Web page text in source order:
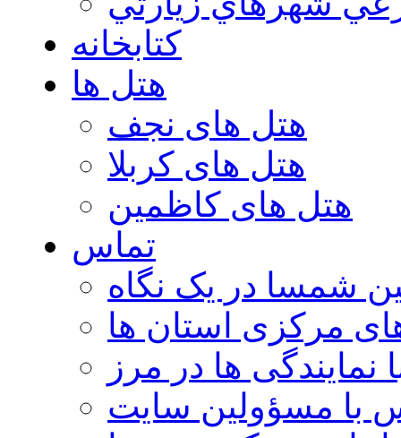
کتابخانه
هتل ها
هتل های نجف
هتل های کربلا
هتل های کاظمین
تماس
شمسا در یک نگاه
مرکزی استان ها
نمایندگی ها در مرز
با مسؤولین سایت